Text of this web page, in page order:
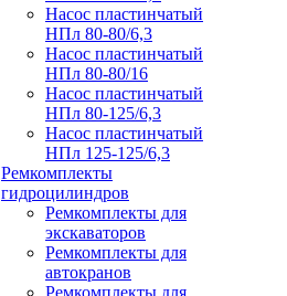
Насос пластинчатый
НПл 80-80/6,3
Насос пластинчатый
НПл 80-80/16
Насос пластинчатый
НПл 80-125/6,3
Насос пластинчатый
НПл 125-125/6,3
Ремкомплекты
гидроцилиндров
Ремкомплекты для
экскаваторов
Ремкомплекты для
автокранов
Ремкомплекты для